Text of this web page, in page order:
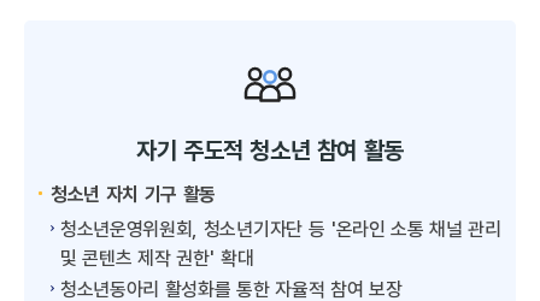
자기 주도적 청소년 참여 활동
청소년 자치 기구 활동
청소년운영위원회, 청소년기자단 등 '온라인 소통 채널 관리
및 콘텐츠 제작 권한' 확대
청소년동아리 활성화를 통한 자율적 참여 보장